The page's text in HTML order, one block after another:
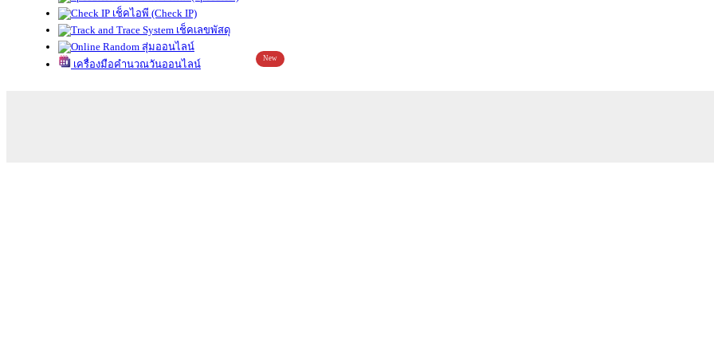
เช็คไอพี (Check IP)
เช็คเลขพัสดุ
สุ่มออนไลน์
เครื่องมือคำนวณวันออนไลน์
New